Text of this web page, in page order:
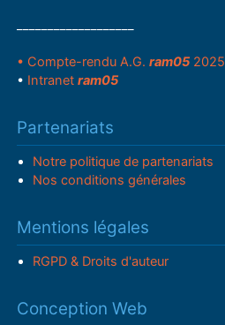
• Compte-rendu A.G.ram05 2025
• Intranetram05
Partenariats
Notre politique de partenariats
Nos conditions générales
Mentions légales
RGPD & Droits d'auteur
Conception Web